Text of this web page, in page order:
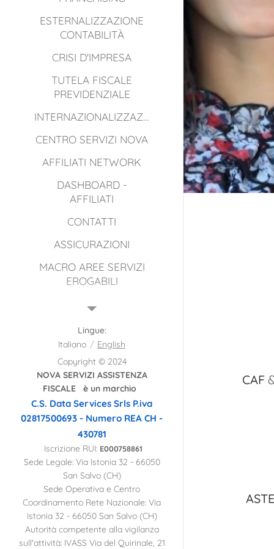
ESTERNALIZZAZIONE
CONTABILITÀ
CRISI D'IMPRESA
TUTELA FISCALE
PREVIDENZIALE
INTERNAZIONALIZZAZIONE
CENTRO SERVIZI NOVA
AFFILIATI NETWORK
DASHBOARD -
AFFILIATI
CONTATTI
ASSICURAZIONI
MACRO AREE SERVIZI
EROGABILI
RICHIESTA ADESIONE
PANNELLO IMMAGINI
PARTNERSHIP
DIVENTA PARTNER
INFORMATIVA PRIVACY
PROGETTO NOVA
TERRITORIO
CAF
Copyright © 2024
NOVA SERVIZI ASSISTENZA
FISCALE è un marchio
C.S. Data Services Srls P.iva
02817500693 - Numero REA CH -
430781
Iscrizione RUI: E000758861
Sede Legale: Via Istonia 32 - 66050
San Salvo (CH)
Sede Operativa e Centro
Coordinamento Rete Nazionale: Via
Istonia 32 - 66050 San Salvo (CH)
Autorità competente alla vigilanza
sull'attività: IVASS Via del Quirinale, 21
Lingue
Italiano
English